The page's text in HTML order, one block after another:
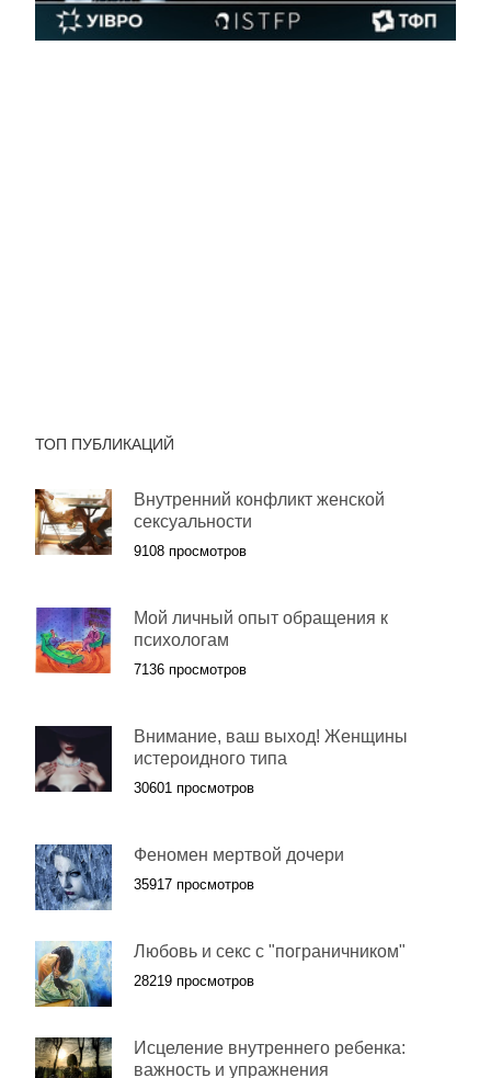
ТОП ПУБЛИКАЦИЙ
Внутренний конфликт женской
сексуальности
9108 просмотров
Мой личный опыт обращения к
психологам
7136 просмотров
Внимание, ваш выход! Женщины
истероидного типа
30601 просмотров
Феномен мертвой дочери
35917 просмотров
Любовь и секс с "пограничником"
28219 просмотров
Исцеление внутреннего ребенка:
важность и упражнения